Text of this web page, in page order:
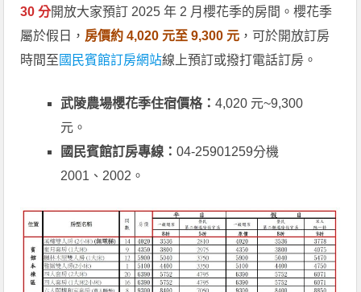
30 分開放大家預訂 2025 年 2 月櫻花季的房間。櫻花季
屬於假日， 房價約 4,020 元至 9,300 元 ，可於開放訂房
時間至 國民賓館訂房網站線上預訂或撥打電話訂房。
武陵農場櫻花季住宿價格：4,020 元~9,300
元。
國民賓館訂房專線：04-25901259分機
2001、2002。